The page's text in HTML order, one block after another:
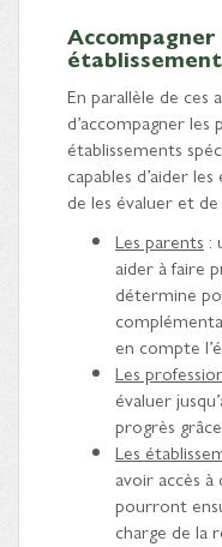
En parallèle de ces
d’accompagner
établissements
capables d’aider
de les évaluer et
Les parents :
aider à faire
détermine
en compte
Les
évaluer
progrès
Les
avoir accès à
pourront
charge de la